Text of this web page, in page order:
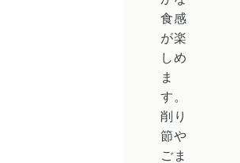
食感
が楽
しめ
ま
す。
削り
節や
ごま